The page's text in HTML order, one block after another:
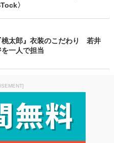
〉
桃太郎』衣装のこだわり 若井
一人で担当